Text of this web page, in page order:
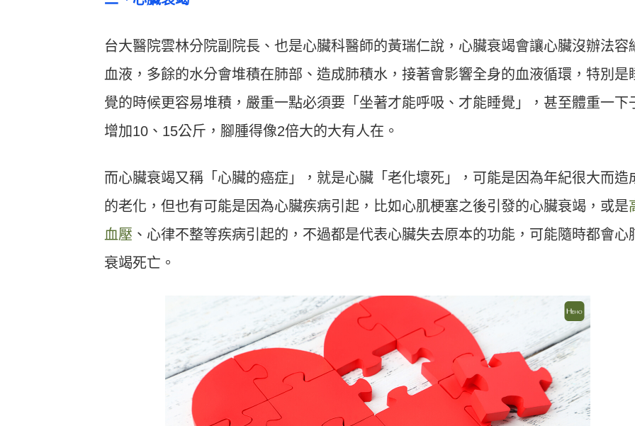
台大醫院雲林分院副院長、也是心臟科醫師的黃瑞仁說，心臟衰竭會讓心臟沒辦法容
血液，多餘的水分會堆積在肺部、造成肺積水，接著會影響全身的血液循環，特別是
覺的時候更容易堆積，嚴重一點必須要「坐著才能呼吸、才能睡覺」，甚至體重一下
增加10、15公斤，腳腫得像2倍大的大有人在。
而心臟衰竭又稱「心臟的癌症」，就是心臟「老化壞死」，可能是因為年紀很大而造
的老化，但也有可能是因為心臟疾病引起，比如心肌梗塞之後引發的心臟衰竭，或是
血壓 、心律不整等疾病引起的，不過都是代表心臟失去原本的功能，可能隨時都會心
衰竭死亡。